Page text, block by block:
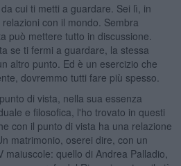
cui ti metti a guardare. Sei lì, in
con il mondo. Sembra
può mettere tutto in discussione.
se ti fermi a guardare, la stessa
altro punto. Ed è un esercizio che
dovremmo tutti fare più spesso.
di vista, nella sua essenza
e filosofica, l'ho trovato in questi
con il punto di vista ha una relazione
matrimonio, oserei dire, con un
maiuscole: quello di Andrea Palladio,